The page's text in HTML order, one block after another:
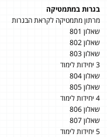
בגרות במתמטיקה
מרתון מתמטיקה לקראת הבגרות
שאלון 801
שאלון 802
שאלון 803
3 יחידות לימוד
שאלון 804
שאלון 805
4 יחידות לימוד
שאלון 806
שאלון 807
5 יחידות לימוד